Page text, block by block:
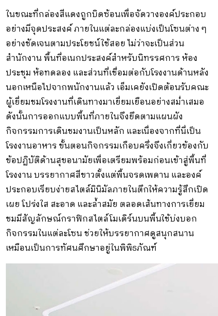
ในขณะที่กล่องสีแดงถูกบิดซ้อนเพื่อจัดวางองค์ประกอบ
อย่างมีจุดประสงค์ ภายในแต่ละกล่องแบ่งเป็นโซนต่าง ๆ
อย่างชัดเจนตามประโยชน์ใช้สอย ไม่ว่าจะเป็นส่วน
สำนักงาน พื้นที่อเนกประสงค์สำหรับนิทรรศการ ห้อง
ประชุม ห้อทดลอง และส่วนที่เชื่อมต่อกับโรงงานด้านหลัง
นอกเหนือไปจากพนักงานแล้ว เอ็มเคยังเปิดต้อนรับคณะ
ผู้เยี่ยมชมโรงงานที่เดินทางมาเยี่ยมเยือนอย่างสม่ำเสมอ
ดังนั้นการออกแบบพื้นที่ภายในจึงยึดตามแผนผัง
กิจกรรมการเดินชมงานเป็นหลัก และเนื่องจากที่นี่เป็น
โรงงานอาหาร ขั้นตอนกิจกรรมเกือบครึ่งจึงเกี่ยวข้องกับ
ข้อปฏิบัติด้านสุขอนามัยเพื่อเตรียมพร้อมก่อนเข้าสู่พื้นที่
โรงงาน บรรยากาศสีขาวตั้งแต่พื้นจรดเพดาน และองค์
ประกอบเรียบง่ายสไตล์มินิมัลภายในตึกให้ความรู้สึกเปิด
เผย โปร่งใส สะอาด และล้ำสมัย ตลอดเส้นทางการเยี่ยม
ชมมีสัญลักษณ์กราฟิกสไตล์โมเดิร์นบนพื้นใช้บ่งบอก
กิจกรรมในแต่ละโซน ช่วยให้บรรยากาศดูสนุกสนาน
เหมือนเป็นการทัศนศึกษาอยู่ในพิพิธภัณฑ์